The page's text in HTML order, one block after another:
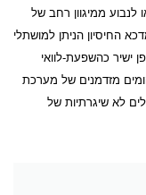
ממיגוון רחב של
החיסיון הניתן למושתלי
ישיר כהשפעת-לוואי
מזדמנים של מערכת
לא שיגרתיות של